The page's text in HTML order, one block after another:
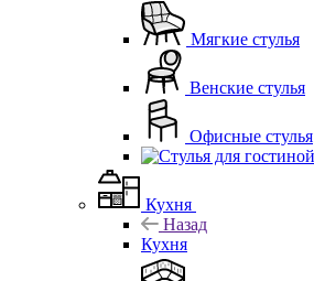
Мягкие стулья
Венские стулья
Офисные стулья
Кухня
Назад
Кухня